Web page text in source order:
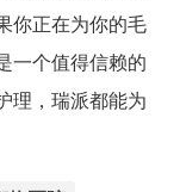
你正在为你的毛
一个值得信赖的
理，瑞派都能为